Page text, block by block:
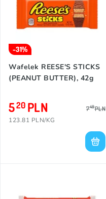
-31%
Wafelek REESE'S STICKS
(PEANUT BUTTER), 42g
520 PLN 749PLN
123.81 PLN/KG